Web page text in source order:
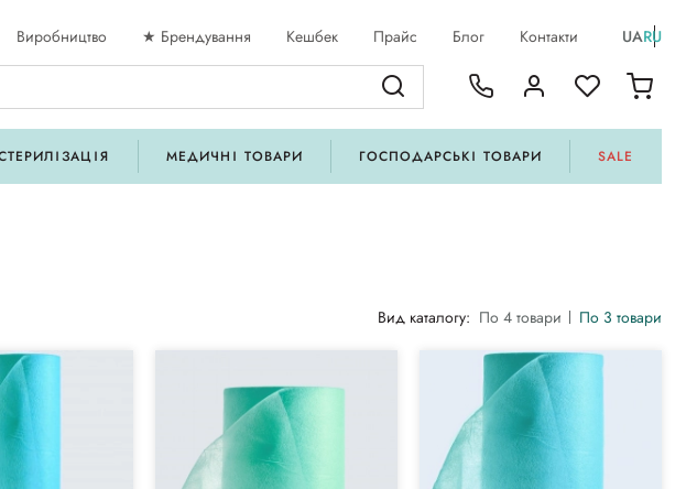
Виробництво ★ Брендування Кешбек Прайс Блог Контакти UARU
МЕДИЧНІ ТОВАРИ ГОСПОДАРСЬКІ ТОВАРИ SALE
Вид каталогу: По 4 товари По 3 товари